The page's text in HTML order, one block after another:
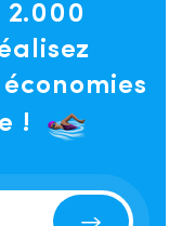
2.000
économies
!